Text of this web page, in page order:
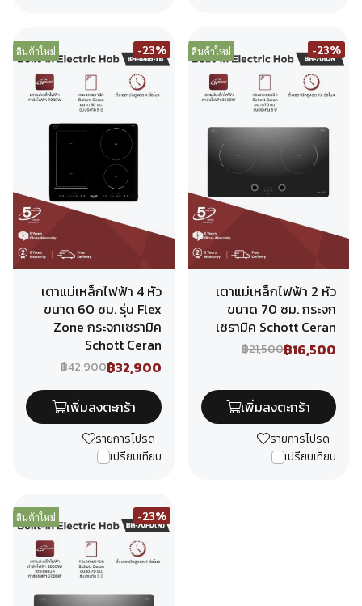
สินค้าใหม่ -23%
เตาแม่เหล็กไฟฟ้า 4 หัว
ขนาด 60 ซม. รุ่น Flex
Zone กระจกเซรามิค
Schott Ceran
฿42,900฿32,900
เพิ่มลงตะกร้า
รายการโปรด
เปรียบเทียบ
สินค้าใหม่ -23%
เตาแม่เหล็กไฟฟ้า 2 หัว
ขนาด 70 ซม. กระจก
เซรามิค Schott Ceran
฿21,500฿16,500
เพิ่มลงตะกร้า
รายการโปรด
เปรียบเทียบ
สินค้าใหม่ -23%